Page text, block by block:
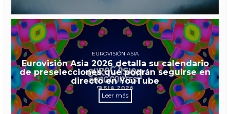
EUROVISIÓN ASIA
Eurovisión Asia 2026 detalla su calendario
de preselecciones que podrán seguirse en
directo en YouTube
Leer más